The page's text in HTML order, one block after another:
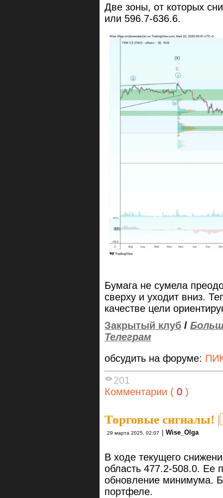
Две зоны, от которых
или 596.7-636.6.
Бумага не сумела
сверху и уходит вниз.
качестве цели
Закрытый клуб /
Телеграм
обсудить на форуме:
201
Комментарии ( 0 )
Торговые сигналы! |
29 марта 2025, 02:07 Wise_Olga
В ходе текущего
область 477.2-508.0. Ее
обновление минимума.
портфеле.